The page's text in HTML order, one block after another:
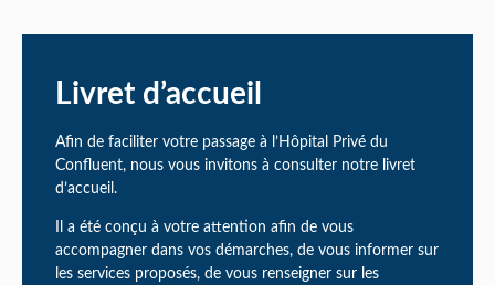
Livret d’accueil
Afin de faciliter votre passage à l’Hôpital Privé du
Confluent, nous vous invitons à consulter notre livret
d’accueil.
Il a été conçu à votre attention afin de vous
accompagner dans vos démarches, de vous informer sur
les services proposés, de vous renseigner sur les